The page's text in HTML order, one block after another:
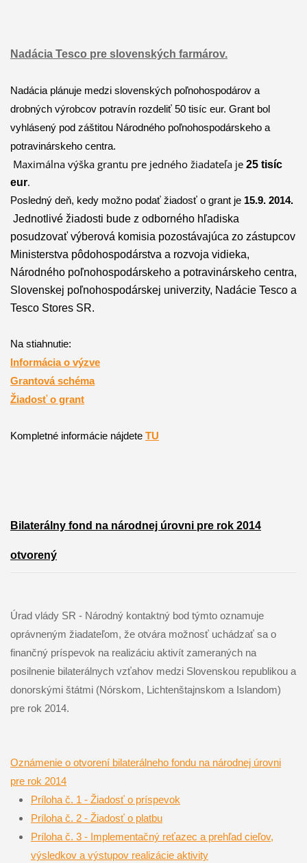
Nadácia Tesco pre slovenských farmárov.
Nadácia plánuje medzi slovenských poľnohospodárov a
drobných výrobcov potravín rozdeliť 50 tisíc eur. Grant bol
vyhlásený pod záštitou Národného poľnohospodárskeho a
potravinárskeho centra.
Maximálna výška grantu pre jedného žiadateľa je 25 tisíc
eur.
Posledný deň, kedy možno podať žiadosť o grant je 15.9. 2014.
Jednotlivé žiadosti bude z odborného hľadiska
posudzovať výberová komisia pozostávajúca zo zástupcov
Ministerstva pôdohospodárstva a rozvoja vidieka,
Národného poľnohospodárskeho a potravinárskeho centra,
Slovenskej poľnohospodárskej univerzity, Nadácie Tesco a
Tesco Stores SR.
Na stiahnutie:
Informácia o výzve
Grantová schéma
Žiadosť o grant
Kompletné informácie nájdete TU
Bilaterálny fond na národnej úrovni pre rok 2014
otvorený
Úrad vlády SR - Národný kontaktný bod týmto oznamuje
oprávneným žiadateľom, že otvára možnosť uchádzať sa o
finančný príspevok na realizáciu aktivít zameraných na
posilnenie bilaterálnych vzťahov medzi Slovenskou republikou a
donorskými štátmi (Nórskom, Lichtenštajnskom a Islandom)
pre rok 2014.
Oznámenie o otvorení bilaterálneho fondu na národnej úrovni
pre rok 2014
Príloha č. 1 - Žiadosť o príspevok
Príloha č. 2 - Žiadosť o platbu
Príloha č. 3 - Implementačný reťazec a prehľad cieľov,
výsledkov a výstupov realizácie aktivity